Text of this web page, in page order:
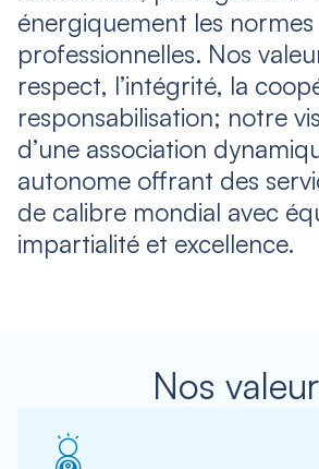
énergiquement les normes
professionnelles. Nos
respect, l’intégrité, la
responsabilisation; notre
d’une association
autonome offrant des
de calibre mondial avec
impartialité et excellence.
Nos